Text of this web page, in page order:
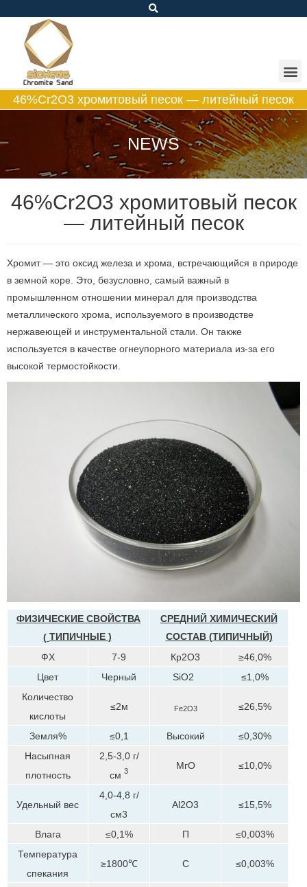
46%Cr2O3 хромитовый песок — литейный песок
NEWS
46%Cr2O3 хромитовый песок
— литейный песок
Хромит — это оксид железа и хрома, встречающийся в природе
в земной коре. Это, безусловно, самый важный в
промышленном отношении минерал для производства
металлического хрома, используемого в производстве
нержавеющей и инструментальной стали. Он также
используется в качестве огнеупорного материала из-за его
высокой термостойкости.
ФИЗИЧЕСКИЕ СВОЙСТВА
( ТИПИЧНЫЕ )
СРЕДНИЙ ХИМИЧЕСКИЙ
СОСТАВ (ТИПИЧНЫЙ)
ФХ
7-9 Кр2О3
≥46,0%
Цвет
Черный SiO2
≤1,0%
Количество
кислоты
≤2м Fe2O3 ≤26,5%
Земля% ≤0,1 Высокий
≤0,30%
Насыпная
плотность
2,5-3,0 г/
см 3 МгО ≤10,0%
Удельный вес
4,0-4,8 г/
см3
Al2O3 ≤15,5%
Влага ≤0,1% П
≤0,003%
Температура
спекания
≥1800℃ С ≤0,003%